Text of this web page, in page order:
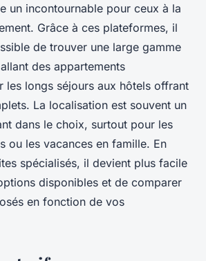
un incontournable pour ceux à la
Grâce à ces plateformes, il
de trouver une large gamme
des appartements
les longs séjours aux hôtels offrant
La localisation est souvent un
dans le choix, surtout pour les
ou les vacances en famille. En
spécialisés, il devient plus facile
disponibles et de comparer
en fonction de vos